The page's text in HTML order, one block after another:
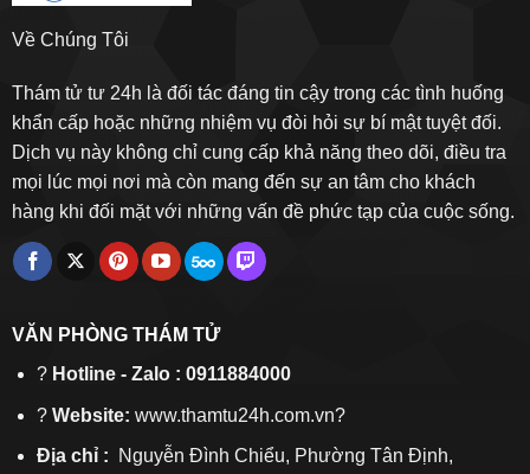
Về Chúng Tôi
Thám tử tư 24h là đối tác đáng tin cậy trong các tình huống
khẩn cấp hoặc những nhiệm vụ đòi hỏi sự bí mật tuyệt đối.
Dịch vụ này không chỉ cung cấp khả năng theo dõi, điều tra
mọi lúc mọi nơi mà còn mang đến sự an tâm cho khách
hàng khi đối mặt với những vấn đề phức tạp của cuộc sống.
VĂN PHÒNG THÁM TỬ
? Hotline - Zalo : 0911884000
? Website: www.thamtu24h.com.vn?
Địa chỉ :
Nguyễn Đình Chiểu, Phường Tân Định,